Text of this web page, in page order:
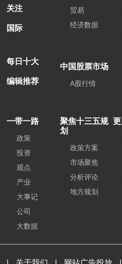
关注
国际
每日十大
编辑推荐
贸易
经济数据
中国股票市场
A股行情
一带一路
政策
投资
观点
产业
大事记
公司
大数据
聚焦十三五规
划
政策方案
市场聚焦
分析评论
地方规划